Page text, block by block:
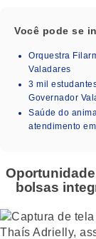
Você pode se
Orquestra
Valadares
3 mil
Governador
Saúde do
atendimento
bolsas